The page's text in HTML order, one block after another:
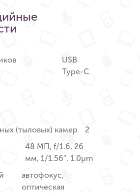
USB
Type-C
(тыловых) камер
2
48 МП, f/1.6, 26
мм, 1/1.56″, 1.0µm
автофокус,
оптическая